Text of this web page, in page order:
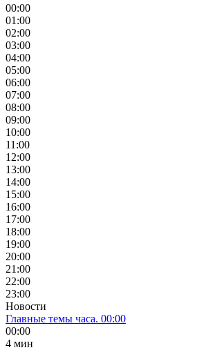
00:00
01:00
02:00
03:00
04:00
05:00
06:00
07:00
08:00
09:00
10:00
11:00
12:00
13:00
14:00
15:00
16:00
17:00
18:00
19:00
20:00
21:00
22:00
23:00
Новости
Главные темы часа. 00:00
00:00
4 мин